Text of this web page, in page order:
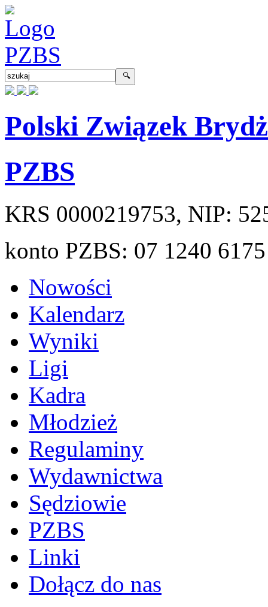
Polski Związek
PZBS
KRS 0000219753, NIP:
konto PZBS: 07 1240
Nowości
Kalendarz
Wyniki
Ligi
Kadra
Młodzież
Regulaminy
Wydawnictwa
Sędziowie
PZBS
Linki
Dołącz do nas